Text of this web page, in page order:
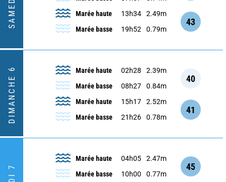
Marée haute 13h34
2.49m
Marée basse
19h52 0.79m
43
DIMANCHE 6 Marée haute 02h28
2.39m
Marée basse
08h27 0.84m
40
Marée haute 15h17
2.52m
Marée basse
21h26 0.78m
41
Marée haute 04h05
2.47m
Marée basse
10h00 0.77m
45